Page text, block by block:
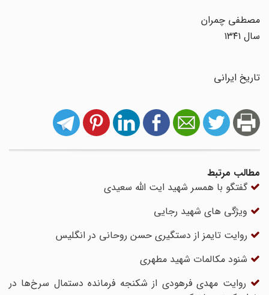
مصطفی چمران
سال ۱۳۴۱
تاریخ ایرانی
مطالب مرتبط
گفتگو با همسر شهید ایت الله سعیدی
ویژگی های شهید رجایی
روایت تایمز از دستگیری حسن روحانی در انگلیس
شنود مکالمات شهید مطهری
روایت مهدی فرهودی از شکنجه فرمانده دستمال سرخ‌ها در